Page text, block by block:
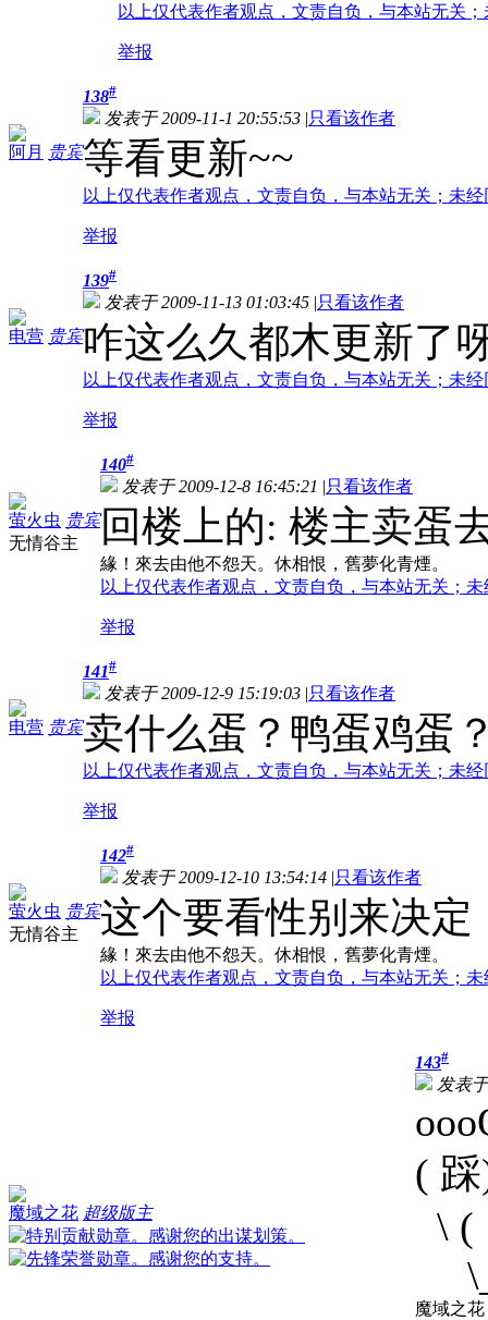
以上仅代表作者观点，文责自负，与本站无关
举报
阿月 贵宾
138#
发表于 2009-11-1 20:55:53 |只看该作者
等看更新~~
以上仅代表作者观点，文责自负，与本站无关；未
举报
电营 贵宾
139#
发表于 2009-11-13 01:03:45 |只看该作者
咋这么久都木更新了
以上仅代表作者观点，文责自负，与本站无关；未
举报
萤火虫 贵宾
无情谷主
140#
发表于 2009-12-8 16:45:21 |只看该作者
回楼上的: 楼主卖蛋
緣！來去由他不怨天。休相恨，舊夢化青煙。
以上仅代表作者观点，文责自负，与本站无关；
举报
电营 贵宾
141#
发表于 2009-12-9 15:19:03 |只看该作者
卖什么蛋？鸭蛋鸡蛋
以上仅代表作者观点，文责自负，与本站无关；未
举报
萤火虫 贵宾
无情谷主
142#
发表于 2009-12-10 13:54:14 |只看该作者
这个要看性别来决定
緣！來去由他不怨天。休相恨，舊夢化青煙。
以上仅代表作者观点，文责自负，与本站无关；
举报
魔域之花 超级版主
143#
发表
(
\
魔域之